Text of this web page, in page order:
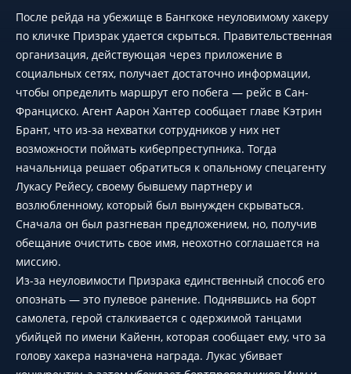
После рейда на убежище в Бангкоке неуловимому хакеру
по кличке Призрак удается скрыться. Правительственная
организация, действующая через приложение в
социальных сетях, получает достаточно информации,
чтобы определить маршрут его побега — рейс в Сан-
Франциско. Агент Аарон Хантер сообщает главе Кэтрин
Брант, что из-за нехватки сотрудников у них нет
возможности поймать киберпреступника. Тогда
начальница решает обратиться к опальному спецагенту
Лукасу Рейесу, своему бывшему партнеру и
возлюбленному, который был вынужден скрываться.
Сначала он был разгневан предложением, но, получив
обещание очистить свое имя, неохотно соглашается на
миссию.
Из-за неуловимости Призрака единственный способ его
опознать — это пулевое ранение. Поднявшись на борт
самолета, герой сталкивается с одержимой танцами
убийцей по имени Кайенн, которая сообщает ему, что за
голову хакера назначена награда. Лукас убивает